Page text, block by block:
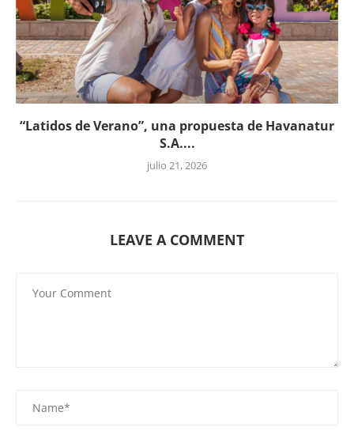
“Latidos de Verano”, una propuesta de Havanatur
S.A....
julio 21, 2026
LEAVE A COMMENT